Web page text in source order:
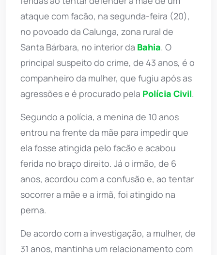
ataque com facão, na segunda-feira (20),
no povoado da Calunga, zona rural de
Santa Bárbara, no interior da Bahia. O
principal suspeito do crime, de 43 anos, é o
companheiro da mulher, que fugiu após as
agressões e é procurado pela Polícia Civil.
Segundo a polícia, a menina de 10 anos
entrou na frente da mãe para impedir que
ela fosse atingida pelo facão e acabou
ferida no braço direito. Já o irmão, de 6
anos, acordou com a confusão e, ao tentar
socorrer a mãe e a irmã, foi atingido na
perna.
De acordo com a investigação, a mulher, de
31 anos, mantinha um relacionamento com